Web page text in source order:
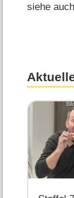
siehe auch